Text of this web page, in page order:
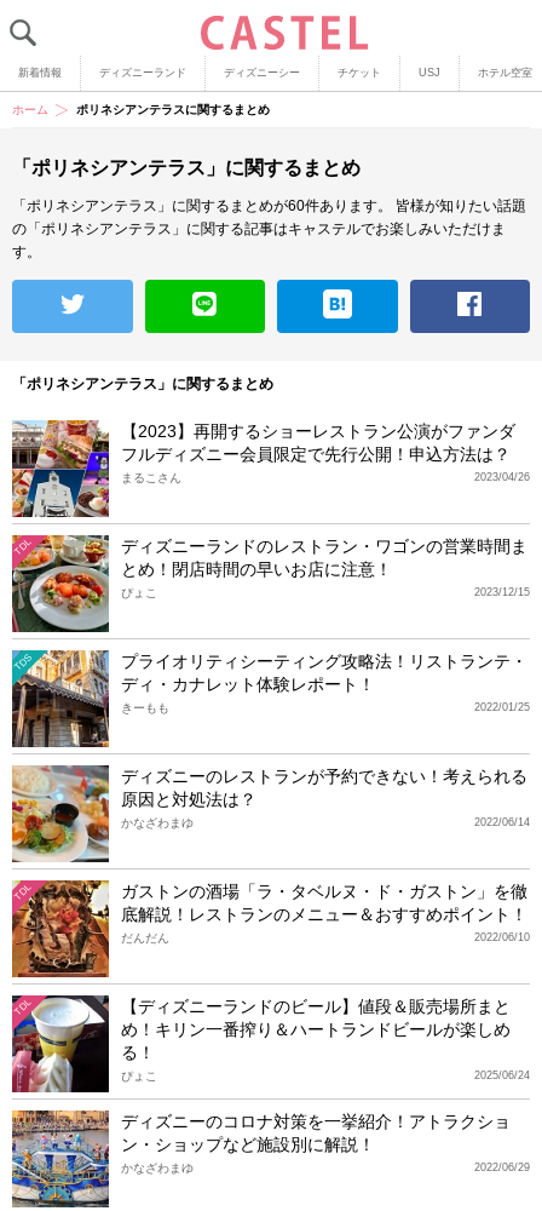
新着情報 ディズニーランド ディズニーシー チケット USJ ホテル空室
ホーム ポリネシアンテラスに関するまとめ
「ポリネシアンテラス」に関するまとめ
「ポリネシアンテラス」に関するまとめが60件あります。
皆様が知りたい話題
の「ポリネシアンテラス」に関する記事はキャステルでお楽しみいただけま
す。
「ポリネシアンテラス」に関するまとめ
【2023】再開するショーレストラン公演がファンダ
フルディズニー会員限定で先行公開！申込方法は？
2023/04/26
まるこさん
TDL
ディズニーランドのレストラン・ワゴンの営業時間ま
とめ！閉店時間の早いお店に注意！
2023/12/15
ぴょこ
TDS
プライオリティシーティング攻略法！リストランテ・
ディ・カナレット体験レポート！
2022/01/25
きーもも
ディズニーのレストランが予約できない！考えられる
原因と対処法は？
2022/06/14
かなざわまゆ
TDL
ガストンの酒場「ラ・タベルヌ・ド・ガストン」を徹
底解説！レストランのメニュー＆おすすめポイント！
2022/06/10
だんだん
TDL
【ディズニーランドのビール】値段＆販売場所まと
め！キリン一番搾り＆ハートランドビールが楽しめ
る！
2025/06/24
ぴょこ
ディズニーのコロナ対策を一挙紹介！アトラクショ
ン・ショップなど施設別に解説！
2022/06/29
かなざわまゆ